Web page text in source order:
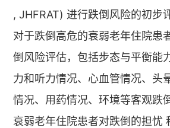
, JHFRAT) 进行跌倒风险的初步
对于跌倒高危的衰弱老年住院患
倒风险评估，包括步态与平衡能
力和听力情况、心血管情况、头
情况、用药情况、环境等客观跌
衰弱老年住院患者对跌倒的担忧